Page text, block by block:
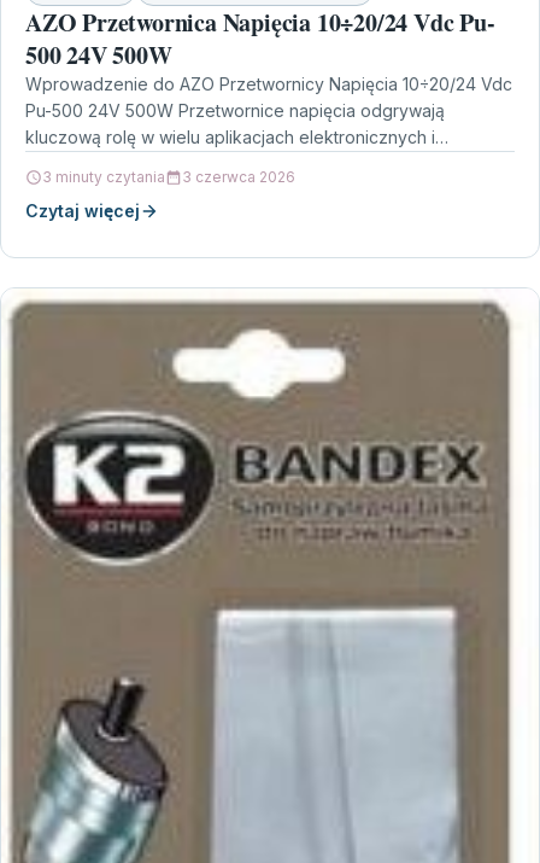
AZO Przetwornica Napięcia 10÷20/24 Vdc Pu-
500 24V 500W
Wprowadzenie do AZO Przetwornicy Napięcia 10÷20/24 Vdc
Pu-500 24V 500W Przetwornice napięcia odgrywają
kluczową rolę w wielu aplikacjach elektronicznych i
3 minuty czytania 3 czerwca 2026
Czytaj więcej